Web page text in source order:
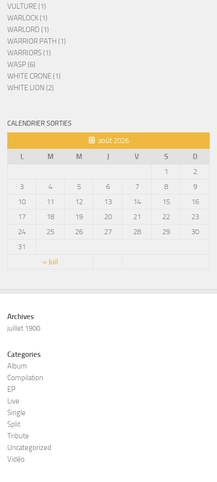
VULTURE (1)
WARLOCK (1)
WARLORD (1)
WARRIOR PATH (1)
WARRIORS (1)
WASP (6)
WHITE CRONE (1)
WHITE LION (2)
CALENDRIER SORTIES
août 2026
L
M M J V S D
« Juil
1
2
3
4 5 6 7 8
9
10
11 12 13 14 15
16
17
18 19 20 21 22
23
24
25 26 27 28 29
30
31
Archives
juillet 1900
Categories
Album
Compilation
EP
Live
Single
Split
Tribute
Uncategorized
Vidéo